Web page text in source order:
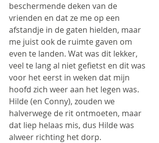
beschermende deken van de
vrienden en dat ze me op een
afstandje in de gaten hielden, maar
me juist ook de ruimte gaven om
even te landen. Wat was dit lekker,
veel te lang al niet gefietst en dit was
voor het eerst in weken dat mijn
hoofd zich weer aan het legen was.
Hilde (en Conny), zouden we
halverwege de rit ontmoeten, maar
dat liep helaas mis, dus Hilde was
alweer richting het dorp.